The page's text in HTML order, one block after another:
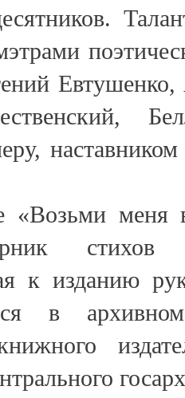
«Возьми
стихов
к изданию
в